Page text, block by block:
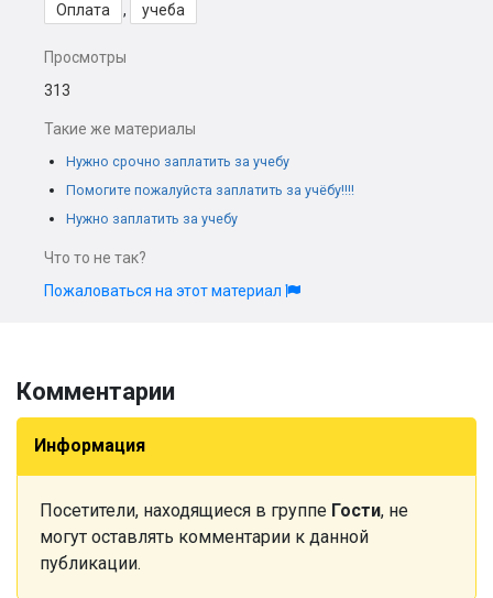
Оплата , учеба
Просмотры
313
Такие же материалы
Нужно срочно заплатить за учебу
Помогите пожалуйста заплатить за учёбу!!!!
Нужно заплатить за учебу
Что то не так?
Пожаловаться на этот материал
Комментарии
Информация
Посетители, находящиеся в группе Гости, не
могут оставлять комментарии к данной
публикации.